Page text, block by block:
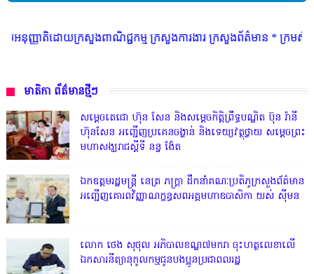
យក្រសួងពាណិជ្ជកម្ម ក្រសួងការងារ ក្រសួងព័ត៌មាន * ក្រមសិលធម៌ វិជ្ជាជីវៈ
មាតិកា ព័ត៌មានថ្មីៗ
សម្តេចតេជោ ហ៊ុន សែន និងសម្ដេចកិត្តិព្រឹទ្ធបណ្ឌិត ប៊ុន រ៉ានី
ហ៊ុនសែន អញ្ជើញប្រគេនចង្ហាន់ និងទេយ្យវត្ថុថ្វាយ សម្តេចព្រះ
មហាសង្ឃរាជស្តីទី នន្ទ ង៉ែត
ឯកឧត្តមរដ្ឋមន្ត្រី នេត្រ ភក្ត្រា ដឹកនាំគណៈប្រតិភូក្រសួងព័ត៌មាន
អញ្ជើញគោរពវិញ្ញាណក្ខន្ធសពអគ្គមហាឧបាសិកា យស់ ស៊ីមន
លោក ថេង សុថុល អភិបាលខណ្ឌ៧មករា ចុះហត្ថលេខាលើ
ឯកសារនីត្យានុកូលកម្មជូនបងប្អូនប្រជាពលរដ្ឋ